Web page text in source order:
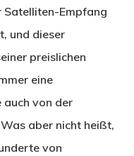
Satelliten-Empfang
und dieser
preislichen
eine
auch von der
aber nicht heißt,
von